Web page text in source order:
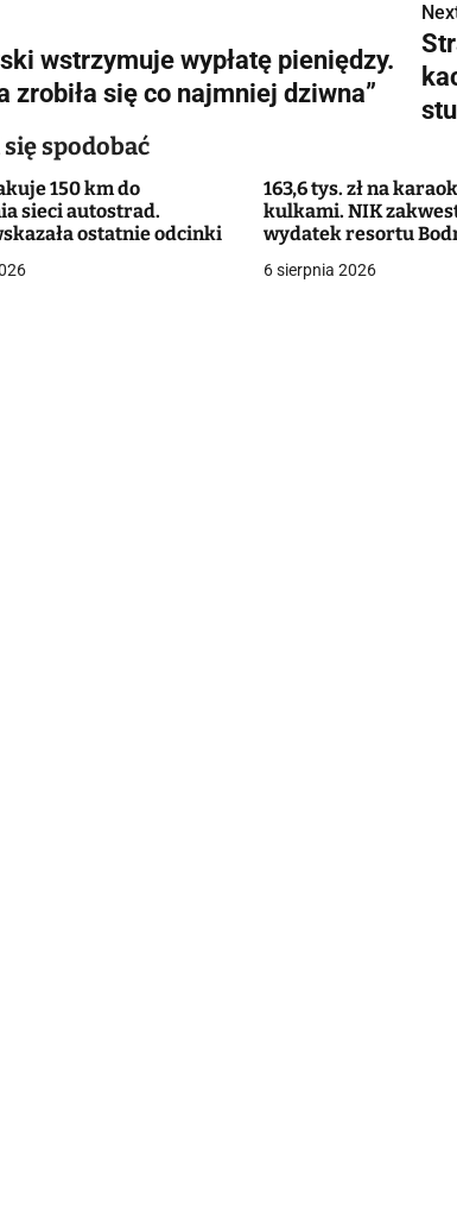
wstrzymuje wypłatę pieniędzy.
zrobiła się co najmniej dziwna”
się spodobać
150 km do
sieci autostrad.
ostatnie odcinki
163,6 tys. zł na
kulkami. NIK
wydatek resortu
6 sierpnia 2026